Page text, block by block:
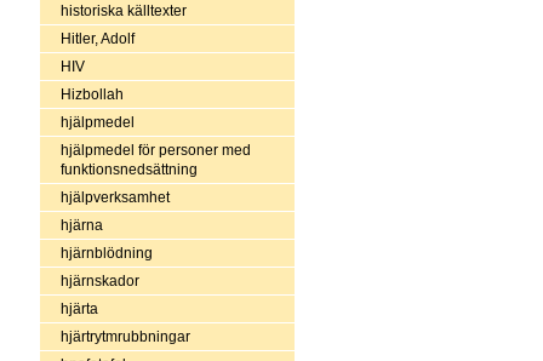
historiska källtexter
Hitler, Adolf
HIV
Hizbollah
hjälpmedel
hjälpmedel för personer med
funktionsnedsättning
hjälpverksamhet
hjärna
hjärnblödning
hjärnskador
hjärta
hjärtrytmrubbningar